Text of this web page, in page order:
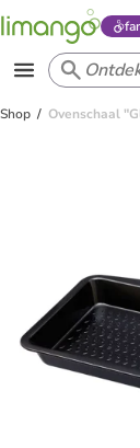
Shop Ovenschaal